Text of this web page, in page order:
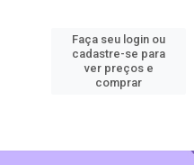
Faça seu login ou
cadastre-se para
ver preços e
comprar